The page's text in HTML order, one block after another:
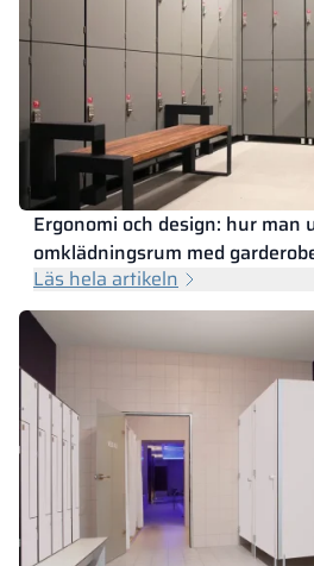
Ergonomi och design: hur man
omklädningsrum med
Läs hela artikeln